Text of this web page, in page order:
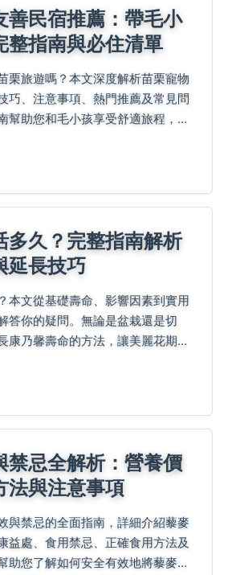
善民宿推薦：帶毛小
整指南與必住清單
栗旅遊嗎？本文深度解析苗栗寵物
巧、注意事項、熱門推薦及常見問
幫助您和毛小孩享受舒適旅程，避
多久？完整指南解析
延長技巧
本文從基礎壽命、影響因素到實用
答你的疑問。無論是盆栽還是切
康乃馨壽命的方法，讓美麗花期更
禁忌全解析：營養價
法與注意事項
與禁忌的全面指南，詳細介紹藜麥
益處、食用禁忌、正確食用方法及
助您了解如何安全有效地將藜麥融